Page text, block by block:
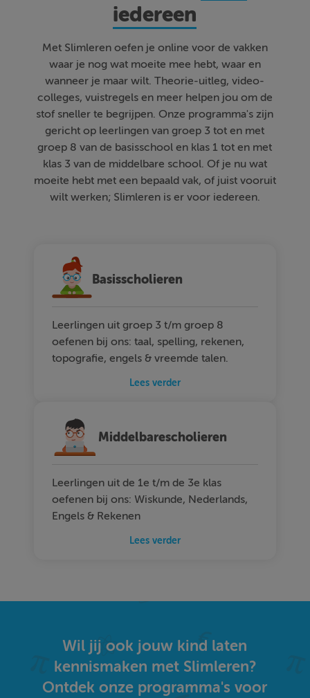
iedereen
Met Slimleren oefen je online voor de vakken
waar je nog wat moeite mee hebt, waar en
wanneer je maar wilt. Theorie-uitleg, video-
colleges, vuistregels en meer helpen jou om de
stof sneller te begrijpen. Onze programma's zijn
gericht op leerlingen van groep 3 tot en met
groep 8 van de basisschool en klas 1 tot en met
klas 3 van de middelbare school. Of je nu wat
moeite hebt met een bepaald vak, of juist vooruit
wilt werken; Slimleren is er voor iedereen.
Basisscholieren
Leerlingen uit groep 3 t/m groep 8
oefenen bij ons: taal, spelling, rekenen,
topografie, engels & vreemde talen.
Lees verder
Middelbarescholieren
Leerlingen uit de 1e t/m de 3e klas
oefenen bij ons: Wiskunde, Nederlands,
Engels & Rekenen
Lees verder
Wil jij ook jouw kind laten
kennismaken met Slimleren?
Ontdek onze programma's voor